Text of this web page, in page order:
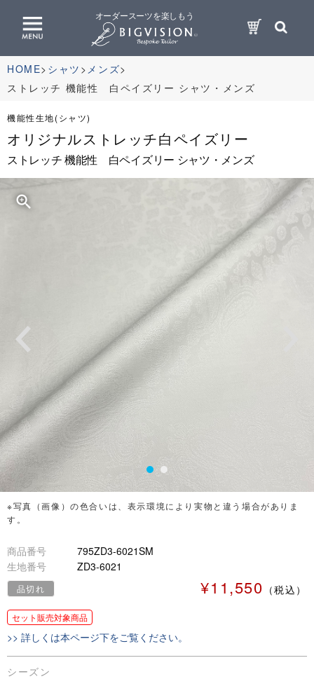
オーダースーツを楽しもう
HOME シャツ
メンズ
ストレッチ 機能性 白ペイズリー シャツ・メンズ
機能性生地(シャツ)
オリジナルストレッチ白ペイズリー
ストレッチ 機能性 白ペイズリー シャツ・メンズ
zoom_in
※写真（画像）の色合いは、表示環境により実物と違う場合がありま
す。
商品番号
795ZD3-6021SM
生地番号
ZD3-6021
¥11,550 （税込）
品切れ
セット販売対象商品
>> 詳しくは本ページ下をご覧ください。
シーズン